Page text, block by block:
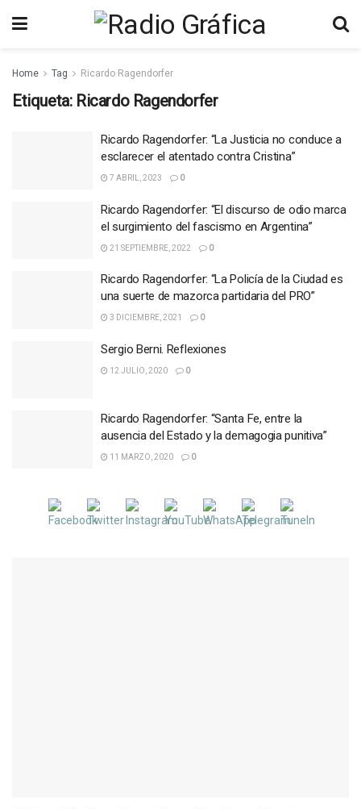
Home Tag Ricardo Ragendorfer
Etiqueta: Ricardo Ragendorfer
Ricardo Ragendorfer: “La Justicia no conduce a
esclarecer el atentado contra Cristina”
7 ABRIL, 2023 0
Ricardo Ragendorfer: “El discurso de odio marca
el surgimiento del fascismo en Argentina”
21 SEPTIEMBRE, 2022 0
Ricardo Ragendorfer: “La Policía de la Ciudad es
una suerte de mazorca partidaria del PRO”
3 DICIEMBRE, 2021 0
Sergio Berni. Reflexiones
12 JULIO, 2020 0
Ricardo Ragendorfer: “Santa Fe, entre la
ausencia del Estado y la demagogia punitiva”
11 MARZO, 2020 0